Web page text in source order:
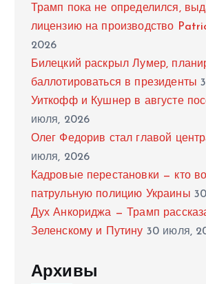
Трамп пока не определился,
лицензию на производство
2026
Билецкий раскрыл Лумер,
баллотироваться в президенты
Уиткофф и Кушнер в августе
июля, 2026
Олег Федорив стал главой
июля, 2026
Кадровые перестановки — кто
патрульную полицию Украины
Дух Анкориджа — Трамп
Зеленскому и Путину 30 июля,
Архивы